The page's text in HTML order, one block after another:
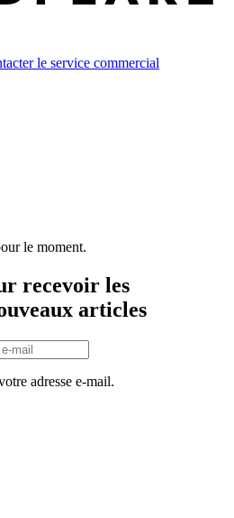
le service commercial
le moment.
recevoir les
articles
adresse e-mail.